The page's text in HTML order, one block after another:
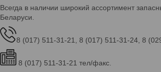
Всегда в наличии широкий ассортимент
Беларуси.
8 (017) 511-31-21, 8 (017) 511-31-24, 8
8 (017) 511-31-21 тел/факс.